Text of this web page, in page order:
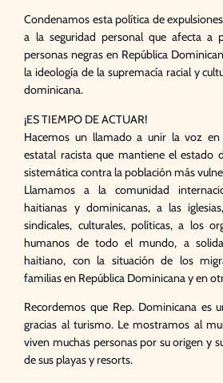
Condenamos esta política de
a la seguridad personal que afecta a
personas negras en República
la ideología de la supremacía racial y
dominicana.
¡ES TIEMPO DE ACTUAR!
Hacemos un llamado a unir la voz
estatal racista que mantiene el estado
sistemática contra la población más
Llamamos a la comunidad
haitianas y dominicanas, a las
sindicales, culturales, políticas, a los
humanos de todo el mundo, a
haitiano, con la situación de los
familias en República Dominicana y en
Recordemos que Rep. Dominicana es
gracias al turismo. Le mostramos al
viven muchas personas por su origen y
de sus playas y resorts.